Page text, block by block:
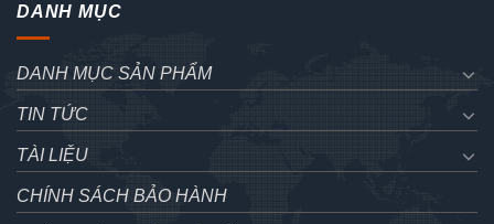
DANH MỤC
DANH MỤC SẢN PHẨM
TIN TỨC
TÀI LIỆU
CHÍNH SÁCH BẢO HÀNH